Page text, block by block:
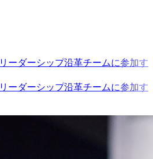
リーダーシップ沿革チームに参加す
リーダーシップ沿革チームに参加す